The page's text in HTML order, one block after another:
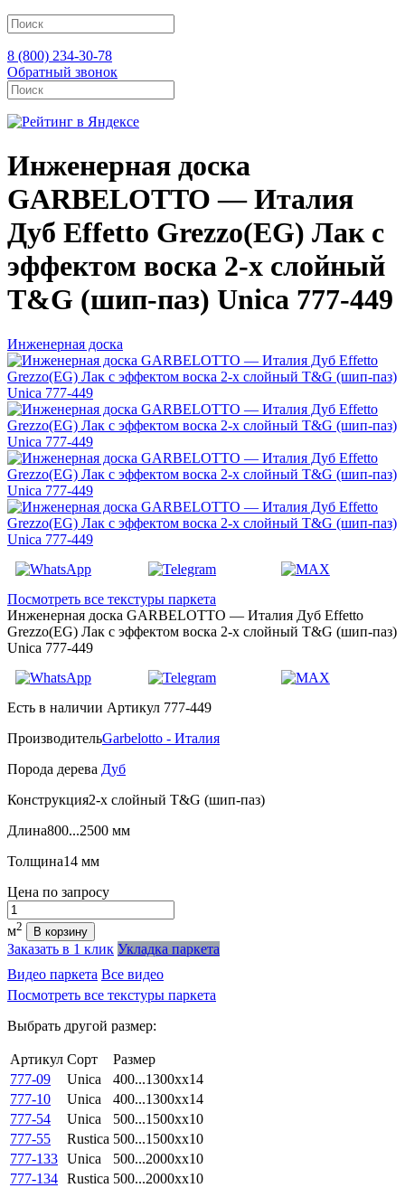
8 (800) 234-30-78
Обратный звонок
Инженерная доска
GARBELOTTO — Италия
Дуб Effetto Grezzo(EG) Лак с
эффектом воска 2-х слойный
T&G (шип-паз) Unica 777-449
Инженерная доска
Посмотреть все текстуры паркета
Инженерная доска GARBELOTTO — Италия Дуб Effetto
Grezzo(EG) Лак с эффектом воска 2-х слойный T&G (шип-паз)
Unica 777-449
Есть в наличии Артикул 777-449
ПроизводительGarbelotto - Италия
Порода дерева Дуб
Конструкция2-х слойный T&G (шип-паз)
Длина800...2500 мм
Толщина14 мм
Цена по запросу
Количество
м2 В корзину
Заказать в 1 клик Укладка паркета
Видео паркета Все видео
Посмотреть все текстуры паркета
Выбрать другой размер:
Артикул Сорт
Размер
777-09
Unica
400...1300xx14
777-10
Unica
400...1300xx14
777-54
Unica
500...1500xx10
777-55
Rustica 500...1500xx10
777-133 Unica
500...2000xx10
777-134 Rustica 500...2000xx10